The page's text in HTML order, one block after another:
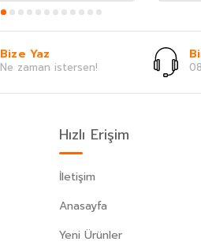
Bize Yaz
Ne zaman istersen!
Hızlı Erişim
İletişim
Anasayfa
Yeni Ürünler